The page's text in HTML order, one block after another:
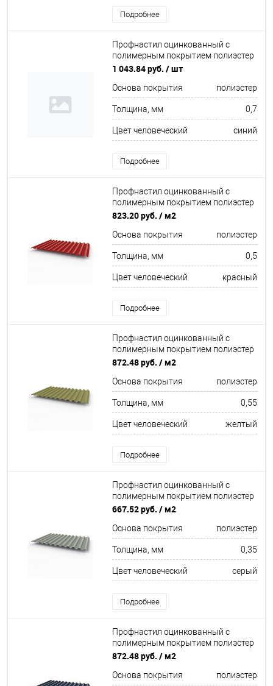
Подробнее
Профнастил оцинкованный с
полимерным покрытием полиэстер
С21 buildstor 0,7х1051мм RAL 5012
1 043.84 руб. / шт
Основа покрытия полиэстер
Толщина, мм 0,7
Цвет человеческий синий
Подробнее
Профнастил оцинкованный с
полимерным покрытием полиэстер
С21 buildstor 0,5х1051мм RAL 3001
823.20 руб. / м2
Основа покрытия полиэстер
Толщина, мм 0,5
Цвет человеческий красный
Подробнее
Профнастил оцинкованный с
полимерным покрытием полиэстер
С21 buildstor 0,55х1051мм RAL 1020
872.48 руб. / м2
Основа покрытия полиэстер
Толщина, мм 0,55
Цвет человеческий желтый
Подробнее
Профнастил оцинкованный с
полимерным покрытием полиэстер
С21 buildstor 0,35х1051мм RAL 7045
667.52 руб. / м2
Основа покрытия полиэстер
Толщина, мм 0,35
Цвет человеческий серый
Подробнее
Профнастил оцинкованный с
полимерным покрытием полиэстер
С21 buildstor 0,55х1051мм RAL 5003
872.48 руб. / м2
Основа покрытия полиэстер